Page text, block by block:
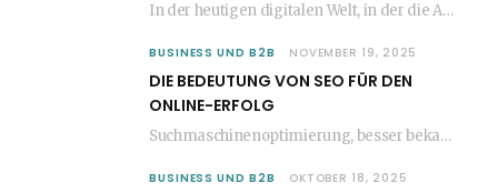
In der heutigen digitalen Welt, in der die Anzahl der aufgenommenen Fotos stetig zunimmt, wird…
BUSINESS UND B2B NOVEMBER 19, 2025
DIE BEDEUTUNG VON SEO FÜR DEN
ONLINE-ERFOLG
Suchmaschinenoptimierung, besser bekannt als SEO, ist ein entscheidender Faktor für den Erfolg jeder Website im…
BUSINESS UND B2B OKTOBER 18, 2025